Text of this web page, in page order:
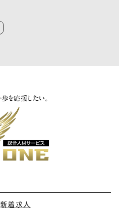
新着求人